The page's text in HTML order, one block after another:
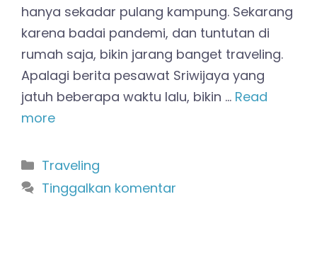
hanya sekadar pulang kampung. Sekarang
karena badai pandemi, dan tuntutan di
rumah saja, bikin jarang banget traveling.
Apalagi berita pesawat Sriwijaya yang
jatuh beberapa waktu lalu, bikin … Read
more
Kategori
Traveling
Tinggalkan komentar